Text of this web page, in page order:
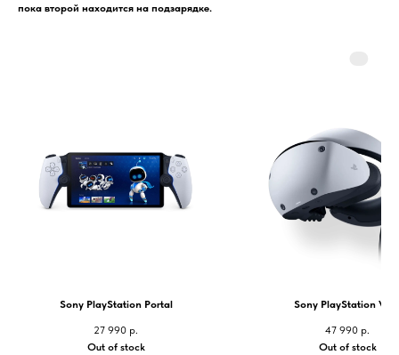
пока второй находится на подзарядке.
Sony PlayStation Portal
27 990 р.
Out of stock
Sony PlayStation VR
47 990 р.
Out of stock